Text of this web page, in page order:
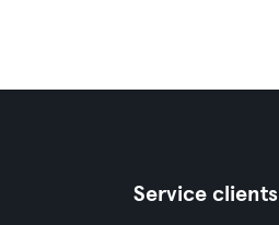
Service clients